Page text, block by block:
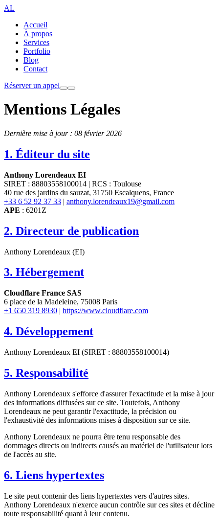
AL
Accueil
À propos
Services
Portfolio
Blog
Contact
Réserver un appel
Mentions Légales
Dernière mise à jour : 08 février 2026
1. Éditeur du site
Anthony Lorendeaux EI
SIRET : 88803558100014 | RCS : Toulouse
40 rue des jardins du sauzat, 31750 Escalquens, France
+33 6 52 92 37 33 | anthony.lorendeaux19@gmail.com
APE : 6201Z
2. Directeur de publication
Anthony Lorendeaux (EI)
3. Hébergement
Cloudflare France SAS
6 place de la Madeleine, 75008 Paris
+1 650 319 8930 | https://www.cloudflare.com
4. Développement
Anthony Lorendeaux EI (SIRET : 88803558100014)
5. Responsabilité
Anthony Lorendeaux s'efforce d'assurer l'exactitude et la mise à jour
des informations diffusées sur ce site. Toutefois, Anthony
Lorendeaux ne peut garantir l'exactitude, la précision ou
l'exhaustivité des informations mises à disposition sur ce site.
Anthony Lorendeaux ne pourra être tenu responsable des
dommages directs ou indirects causés au matériel de l'utilisateur lors
de l'accès au site.
6. Liens hypertextes
Le site peut contenir des liens hypertextes vers d'autres sites.
Anthony Lorendeaux n'exerce aucun contrôle sur ces sites et décline
toute responsabilité quant à leur contenu.